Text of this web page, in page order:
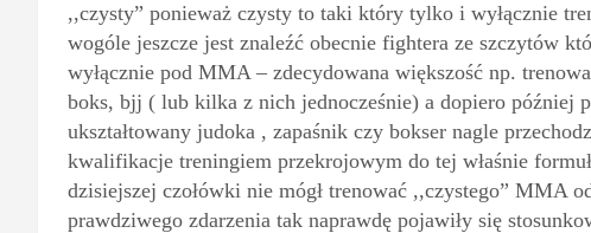
,,czysty” ponieważ czysty to taki który tylko i wyłącznie
wogóle jeszcze jest znaleźć obecnie fightera ze szczytów
wyłącznie pod MMA – zdecydowana większość np.
boks, bjj ( lub kilka z nich jednocześnie) a dopiero później
ukształtowany judoka , zapaśnik czy bokser nagle
kwalifikacje treningiem przekrojowym do tej właśnie
dzisiejszej czołówki nie mógł trenować ,,czystego” MMA
prawdziwego zdarzenia tak naprawdę pojawiły się